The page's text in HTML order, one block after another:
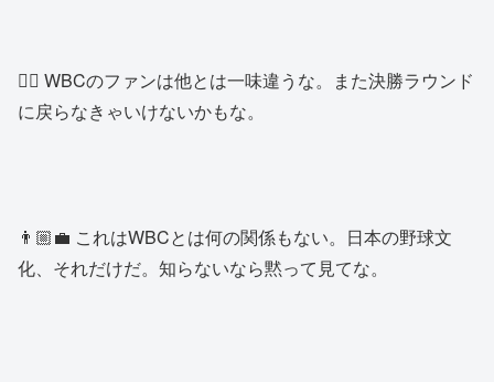
👱‍♂️ WBCのファンは他とは一味違うな。また決勝ラウンド
に戻らなきゃいけないかもな。
👨🏼‍💼 これはWBCとは何の関係もない。日本の野球文
化、それだけだ。知らないなら黙って見てな。